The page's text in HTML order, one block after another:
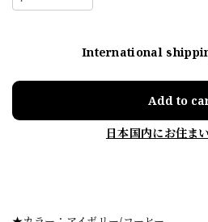
International
Add to
日本国内にお住ま